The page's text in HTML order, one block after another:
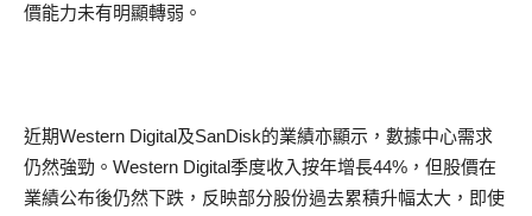
價能力未有明顯轉弱。
近期Western Digital及SanDisk的業績亦顯示，數據中心需求
仍然強勁。Western Digital季度收入按年增長44%，但股價在
業績公布後仍然下跌，反映部分股份過去累積升幅太大，即使